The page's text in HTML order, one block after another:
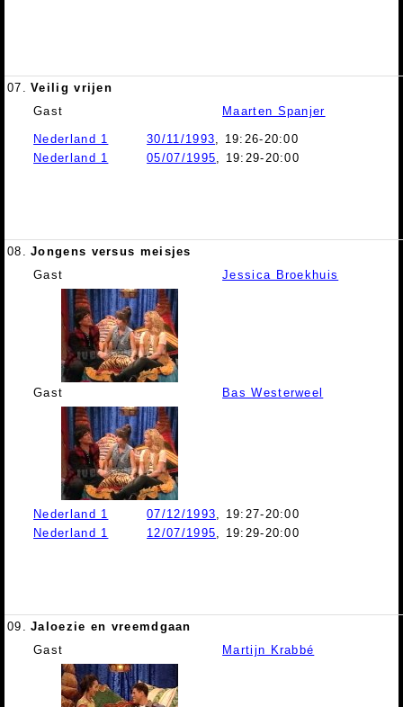
07. Veilig vrijen
Gast
Maarten Spanjer
Nederland 1 30/11/1993, 19:26-20:00
Nederland 1
05/07/1995, 19:29-20:00
08. Jongens versus meisjes
Gast
Jessica Broekhuis
Gast Bas Westerweel
Nederland 1 07/12/1993, 19:27-20:00
Nederland 1
12/07/1995, 19:29-20:00
09. Jaloezie en vreemdgaan
Gast
Martijn Krabbé